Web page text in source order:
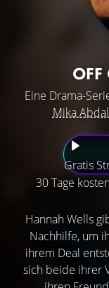
OFF
Eine Drama-
Mika
Gratis
30 Tage
Hannah Wells
Nachhilfe, um
ihrem Deal
sich beide ihrer